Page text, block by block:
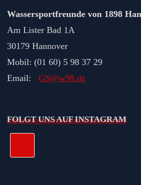
Wassersportfreunde von 1898
Am Lister Bad 1A
30179 Hannover
Mobil: (01 60) 5 98 37 29
Email:GS@w98.de
FOLGT UNS AUF INSTAGRAM